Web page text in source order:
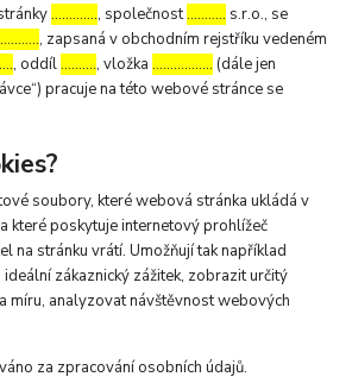
…………., společnost……….. s.r.o., se
……….., zapsaná v obchodním rejstříku vedeném
, oddíl………., vložka …………….. (dále jen
pracuje na této webové stránce se
soubory, které webová stránka ukládá v
které poskytuje internetový prohlížeč
na stránku vrátí. Umožňují tak například
zákaznický zážitek, zobrazit určitý
míru, analyzovat návštěvnost webových
za zpracování osobních údajů.